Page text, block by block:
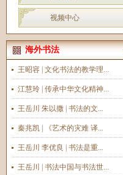
视频中心
海外书法
王昭容 | 文化书法的教学理...
江慧玲 | 传承中华文化精神...
王岳川 朱以撒 | 书法的文...
秦兆凯 | 《艺术的灾难 译...
王岳川 李优良 | 书法是重...
王岳川 | 书法中国与书法世...